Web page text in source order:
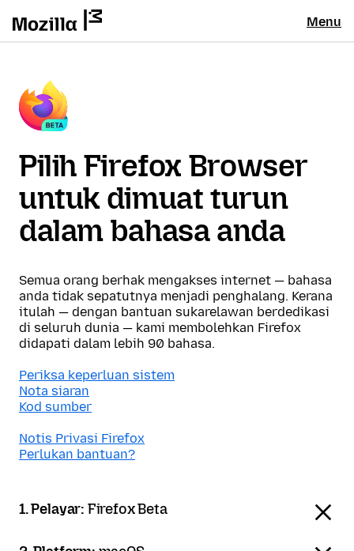
Menu
Pilih Firefox Browser
untuk dimuat turun
dalam bahasa anda
Semua orang berhak mengakses internet — bahasa
anda tidak sepatutnya menjadi penghalang. Kerana
itulah — dengan bantuan sukarelawan berdedikasi
di seluruh dunia — kami membolehkan Firefox
didapati dalam lebih 90 bahasa.
Periksa keperluan sistem
Nota siaran
Kod sumber
Notis Privasi Firefox
Perlukan bantuan?
1. Pelayar: Firefox Beta